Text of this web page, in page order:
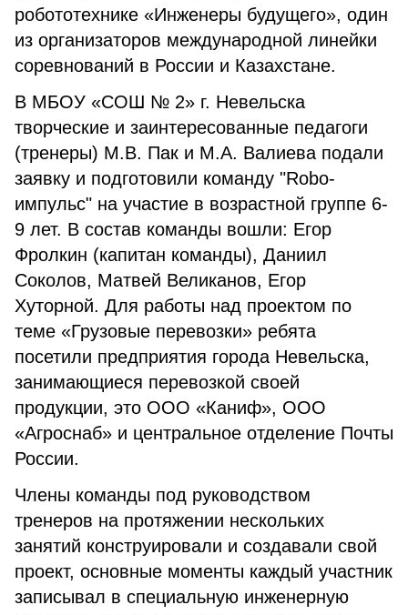
робототехнике «Инженеры будущего», один
из организаторов международной линейки
соревнований в России и Казахстане.
В МБОУ «СОШ № 2» г. Невельска
творческие и заинтересованные педагоги
(тренеры) М.В. Пак и М.А. Валиева подали
заявку и подготовили команду "Robo-
импульс" на участие в возрастной группе 6-
9 лет. В состав команды вошли: Егор
Фролкин (капитан команды), Даниил
Соколов, Матвей Великанов, Егор
Хуторной. Для работы над проектом по
теме «Грузовые перевозки» ребята
посетили предприятия города Невельска,
занимающиеся перевозкой своей
продукции, это ООО «Каниф», ООО
«Агроснаб» и центральное отделение Почты
России.
Члены команды под руководством
тренеров на протяжении нескольких
занятий конструировали и создавали свой
проект, основные моменты каждый участник
записывал в специальную инженерную